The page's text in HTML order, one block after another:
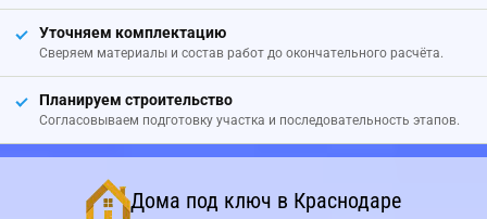
Уточняем комплектацию
Сверяем материалы и состав работ до окончательного расчёта.
Планируем строительство
Согласовываем подготовку участка и последовательность этапов.
Дома под ключ в Краснодаре